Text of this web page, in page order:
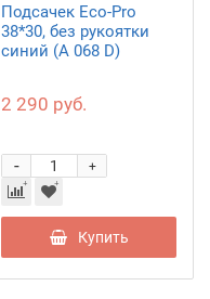
Подсачек Eco-Pro
38*30, без рукоятки
синий (А 068 D)
2 290 руб.
+
-
Купить